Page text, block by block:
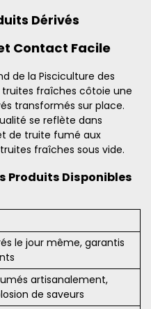
Dérivés
Contact Facile
de la Pisciculture des
fraîches côtoie une
transformés sur place.
se reflète dans
de truite fumé aux
fraîches sous vide.
Produits Disponibles
le jour même, garantis
artisanalement,
de saveurs